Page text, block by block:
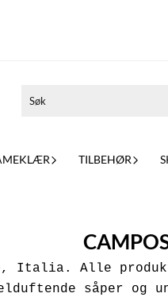
TILBEHØR
Italia. Alle
såper og